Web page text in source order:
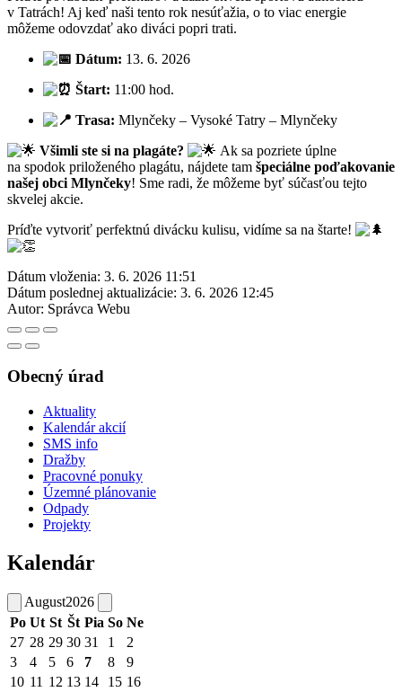
v Tatrách! Aj keď naši tento rok nesúťažia, o to viac energie
môžeme odovzdať ako diváci popri trati.
Dátum: 13. 6. 2026
Štart: 11:00 hod.
Trasa: Mlynčeky – Vysoké Tatry – Mlynčeky
Všimli ste si na plagáte?
Ak sa pozriete úplne
na spodok priloženého plagátu, nájdete tam špeciálne poďakovanie
našej obci Mlynčeky! Sme radi, že môžeme byť súčasťou tejto
skvelej akcie.
Príďte vytvoriť perfektnú divácku kulisu, vidíme sa na štarte!
Dátum vloženia: 3. 6. 2026 11:51
Dátum poslednej aktualizácie: 3. 6. 2026 12:45
Autor: Správca Webu
Obecný úrad
Aktuality
Kalendár akcií
SMS info
Dražby
Pracovné ponuky
Územné plánovanie
Odpady
Projekty
Kalendár
August2026
Po Ut St Št Pia So Ne
27 28 29 30 31 1
2
3
4 5 6 7 8
9
10 11 12 13 14 15 16